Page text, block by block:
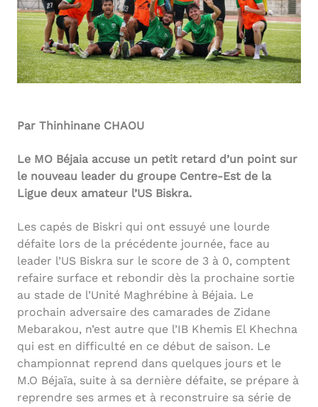
Par Thinhinane CHAOU
Le MO Béjaia accuse un petit retard d’un point sur
le nouveau leader du groupe Centre-Est de la
Ligue deux amateur l’US Biskra.
Les capés de Biskri qui ont essuyé une lourde
défaite lors de la précédente journée, face au
leader l’US Biskra sur le score de 3 à 0, comptent
refaire surface et rebondir dès la prochaine sortie
au stade de l’Unité Maghrébine à Béjaia. Le
prochain adversaire des camarades de Zidane
Mebarakou, n’est autre que l’IB Khemis El Khechna
qui est en difficulté en ce début de saison. Le
championnat reprend dans quelques jours et le
M.O Béjaïa, suite à sa dernière défaite, se prépare à
reprendre ses armes et à reconstruire sa série de